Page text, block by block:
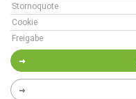
Stornoquote
Cookie
Freigabe